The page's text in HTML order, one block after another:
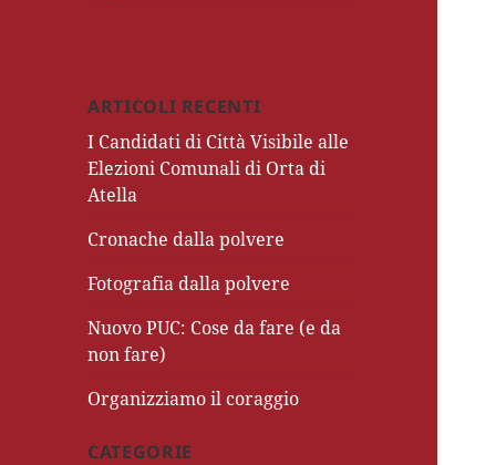
ARTICOLI RECENTI
I Candidati di Città Visibile alle
Elezioni Comunali di Orta di
Atella
Cronache dalla polvere
Fotografia dalla polvere
Nuovo PUC: Cose da fare (e da
non fare)
Organizziamo il coraggio
CATEGORIE